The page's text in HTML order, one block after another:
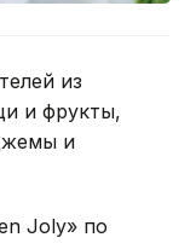
из
и фрукты,
и
Joly» по